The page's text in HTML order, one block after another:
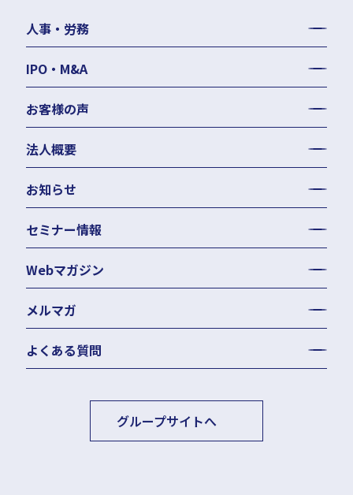
人事・労務
給与計算・BPO
就業規則作成・改定
IPO・M&A
労務コンプライアンス調査
お客様の声
法人概要
お知らせ
セミナー情報
Webマガジン
メルマガ
よくある質問
グループサイトへ